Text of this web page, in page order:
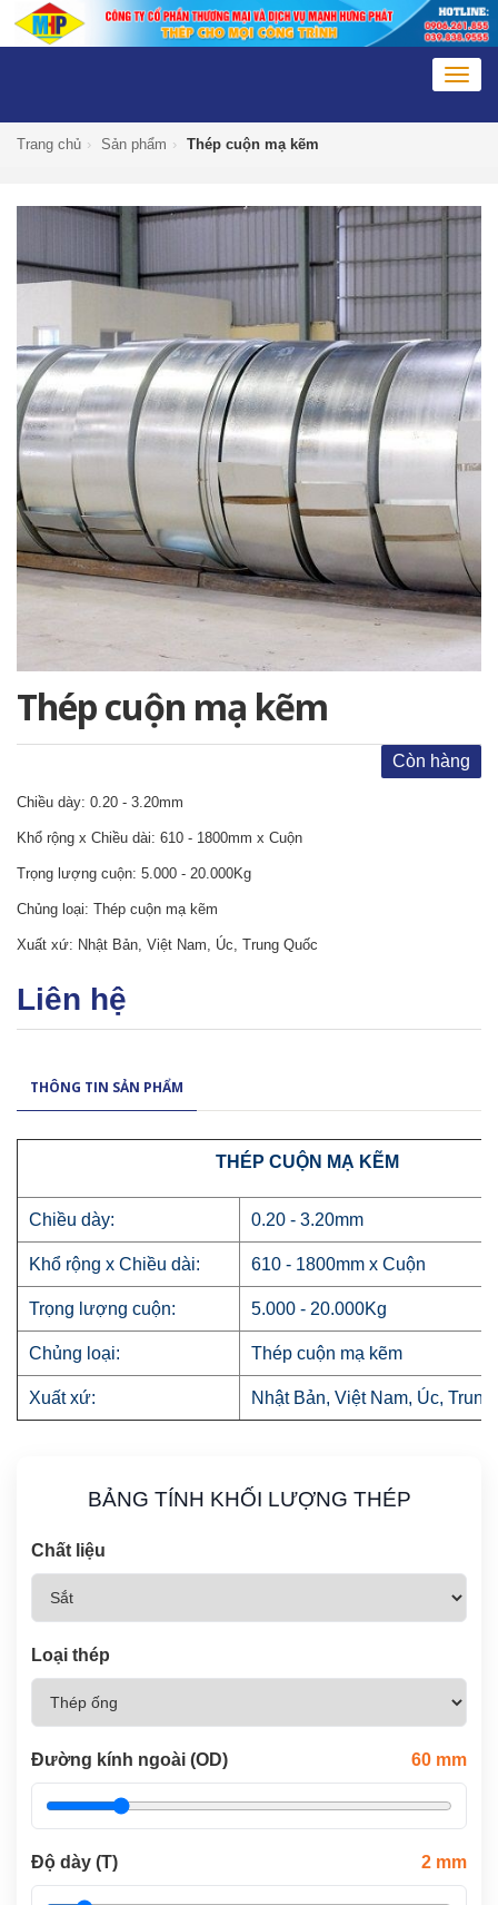
Trang chủ › Sản phẩm › Thép cuộn mạ kẽm
Thép cuộn mạ kẽm
Còn hàng
Chiều dày: 0.20 - 3.20mm
Khổ rộng x Chiều dài: 610 - 1800mm x Cuộn
Trọng lượng cuộn: 5.000 - 20.000Kg
Chủng loại: Thép cuộn mạ kẽm
Xuất xứ: Nhật Bản, Việt Nam, Úc, Trung Quốc
Liên hệ
THÔNG TIN SẢN PHẨM
THÉP CUỘN MẠ KẼM
Chiều dày: 0.20 - 3.20mm
Khổ rộng x Chiều dài: 610 - 1800mm x Cuộn
Trọng lượng cuộn: 5.000 - 20.000Kg
Chủng loại: Thép cuộn mạ kẽm
Xuất xứ: Nhật Bản, Việt Nam, Úc, Trung
BẢNG TÍNH KHỐI LƯỢNG THÉP
Chất liệu
Loại thép
Đường kính ngoài (OD) 60 mm
Độ dày (T) 2 mm